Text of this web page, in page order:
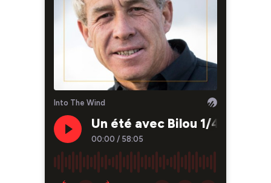
Into The Wind
Un été avec Bilou 1/4 - Les
00:00 / 58:05